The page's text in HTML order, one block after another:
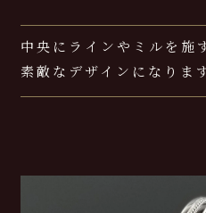
中央にラインやミルを施
素敵なデザインになりま